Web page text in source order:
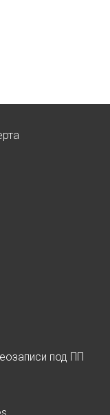
под ПП